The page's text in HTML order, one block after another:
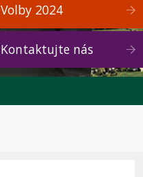
Volby 2024
Kontaktujte nás